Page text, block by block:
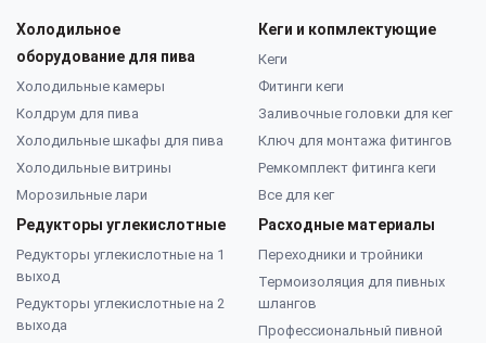
Холодильное
оборудование для пива
Холодильные камеры
Колдрум для пива
Холодильные шкафы для пива
Холодильные витрины
Морозильные лари
Редукторы углекислотные
Редукторы углекислотные на 1
выход
Редукторы углекислотные на 2
выхода
Кеги и копмлектующие
Кеги
Фитинги кеги
Заливочные головки для кег
Ключ для монтажа фитингов
Ремкомплект фитинга кеги
Все для кег
Расходные материалы
Переходники и тройники
Термоизоляция для пивных
шлангов
Профессиональный пивной